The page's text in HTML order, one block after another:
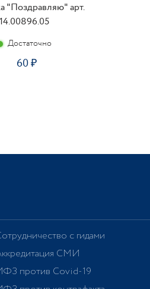
"Поздравляю" арт.
14.00896.05
Достаточно
60
с гидами
СМИ
против Covid-19